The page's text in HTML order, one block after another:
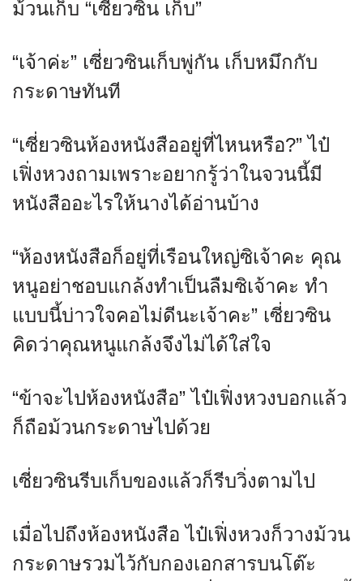
ม้วนเก็บ “เซี่ยวซิน เก็บ”
“เจ้าค่ะ” เซี่ยวซินเก็บพู่กัน เก็บหมึกกับ
กระดาษทันที
“เซี่ยวซินห้องหนังสืออยู่ที่ไหนหรือ?” ไป๋
เฟิ่งหวงถามเพราะอยากรู้ว่าในจวนนี้มี
หนังสืออะไรให้นางได้อ่านบ้าง
“ห้องหนังสือก็อยู่ที่เรือนใหญ่ซิเจ้าคะ คุณ
หนูอย่าชอบแกล้งทำเป็นลืมซิเจ้าคะ ทำ
แบบนี้บ่าวใจคอไม่ดีนะเจ้าคะ” เซี่ยวซิน
คิดว่าคุณหนูแกล้งจึงไม่ได้ใส่ใจ
“ข้าจะไปห้องหนังสือ” ไป๋เฟิ่งหวงบอกแล้ว
ก็ถือม้วนกระดาษไปด้วย
เซี่ยวซินรีบเก็บของแล้วก็รีบวิ่งตามไป
เมื่อไปถึงห้องหนังสือ ไป๋เฟิ่งหวงก็วางม้วน
กระดาษรวมไว้กับกองเอกสารบนโต๊ะ